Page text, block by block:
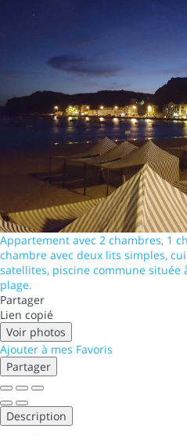
Appartement avec 2 chambres, 1
chambre avec deux lits simples,
satellites, piscine commune située
plage.
Partager
Lien copié
Voir photos
Ajouter à mes Favoris
Partager
Description